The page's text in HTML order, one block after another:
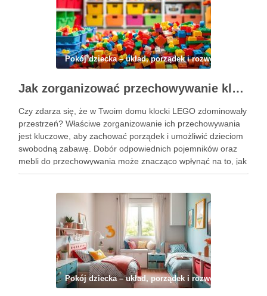
Pokój dziecka – układ, porządek i rozwój
Jak zorganizować przechowywanie klocków, by utrzymać porządek i ułatwić zabawę dzieciom
Czy zdarza się, że w Twoim domu klocki LEGO zdominowały
przestrzeń? Właściwe zorganizowanie ich przechowywania
jest kluczowe, aby zachować porządek i umożliwić dzieciom
swobodną zabawę. Dobór odpowiednich pojemników oraz
mebli do przechowywania może znacząco wpłynąć na to, jak
łatwo będzie odnaleźć potrzebne elementy, a także
Pokój dziecka – układ, porządek i rozwój